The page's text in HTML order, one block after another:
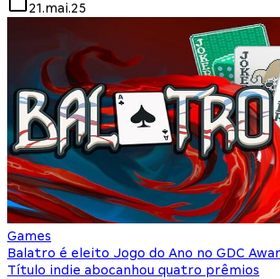
21.mai.25
Games
Balatro é eleito Jogo do Ano no GDC
Título indie abocanhou quatro prêmios